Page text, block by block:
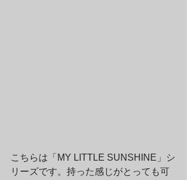
こちらは「MY LITTLE SUNSHINE」シ
リーズです。持った感じがとっても可